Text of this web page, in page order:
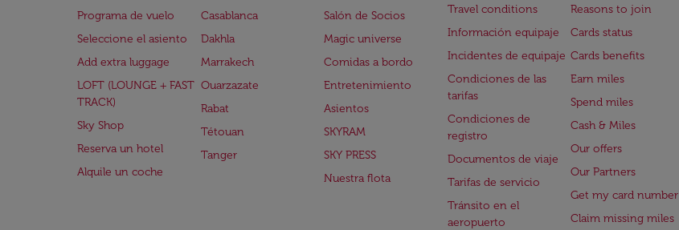
Programa de vuelo
Seleccione el asiento
Add extra luggage
LOFT (LOUNGE + FAST
TRACK)
Sky Shop
Reserva un hotel
Alquile un coche
Casablanca
Dakhla
Marrakech
Ouarzazate
Rabat
Tétouan
Tanger
Salón de Socios
Magic universe
Comidas a bordo
Entretenimiento
Asientos
SKYRAM
SKY PRESS
Nuestra flota
Travel conditions
Información equipaje
Incidentes de equipaje
Condiciones de las
tarifas
Condiciones de
registro
Documentos de viaje
Tarifas de servicio
Tránsito en el
aeropuerto
Reasons to join
Cards status
Cards benefits
Earn miles
Spend miles
Cash & Miles
Our offers
Our Partners
Get my card number
Claim missing miles